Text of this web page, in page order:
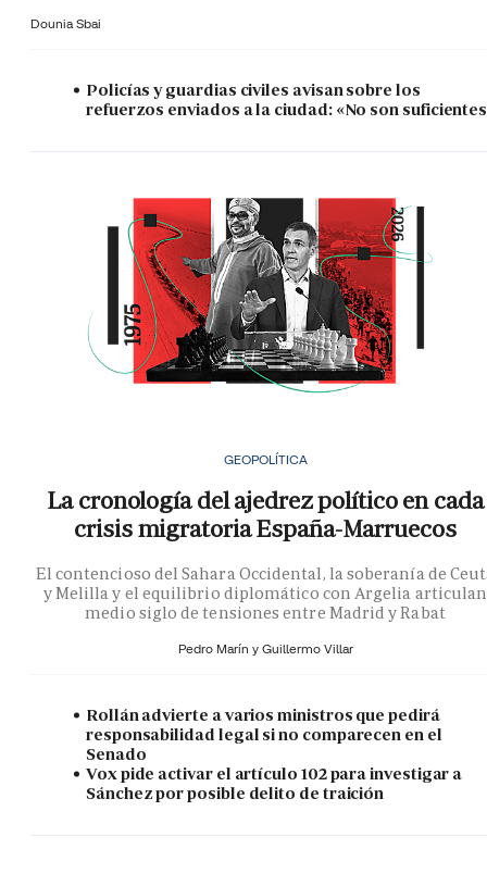
Dounia Sbai
Policías y guardias civiles avisan sobre los
refuerzos enviados a la ciudad: «No son
GEOPOLÍTICA
La cronología del ajedrez político en cada
crisis migratoria España-Marruecos
El contencioso del Sahara Occidental, la soberanía de
y Melilla y el equilibrio diplomático con Argelia articulan
medio siglo de tensiones entre Madrid y Rabat
Pedro Marín y Guillermo Villar
Rollán advierte a varios ministros que pedirá
responsabilidad legal si no comparecen en el
Senado
Vox pide activar el artículo 102 para investigar a
Sánchez por posible delito de traición